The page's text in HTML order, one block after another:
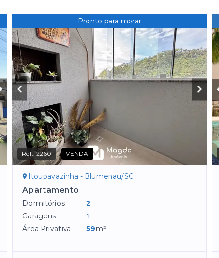
Pronto para morar
Ref.:2260 VENDA
Itoupavazinha - Blumenau/SC
Apartamento
Dormitórios
2
Garagens
1
Área Privativa
59m²